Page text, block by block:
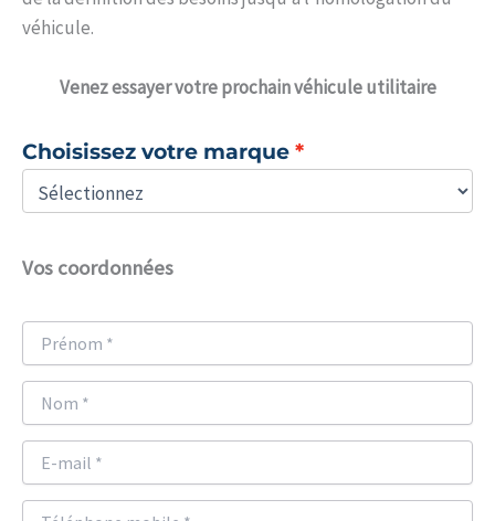
véhicule.
Venezessayer votre prochain véhicule utilitaire
Choisissez votre marque
Vos coordonnées